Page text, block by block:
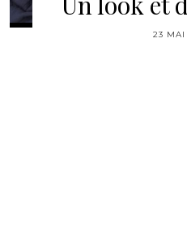
23 MAI